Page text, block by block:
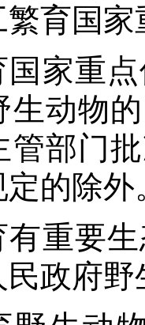
育国
国家重
生动物
管部门
的除外
有重要
民政府